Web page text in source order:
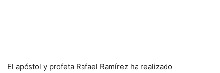
El apóstol y profeta Rafael Ramírez ha realizado